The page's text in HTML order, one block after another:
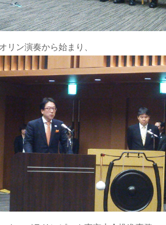
リン演奏から始まり、